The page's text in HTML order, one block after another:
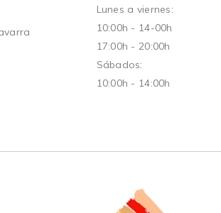
Lunes a viernes:
10:00h - 14-00h
17:00h - 20:00h
Sábados:
10:00h - 14:00h